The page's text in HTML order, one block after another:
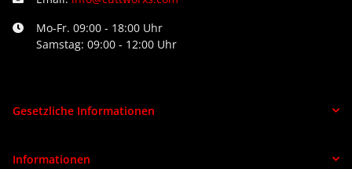
Mo-Fr. 09:00 - 18:00 Uhr
Samstag: 09:00 - 12:00 Uhr
Gesetzliche Informationen
Informationen